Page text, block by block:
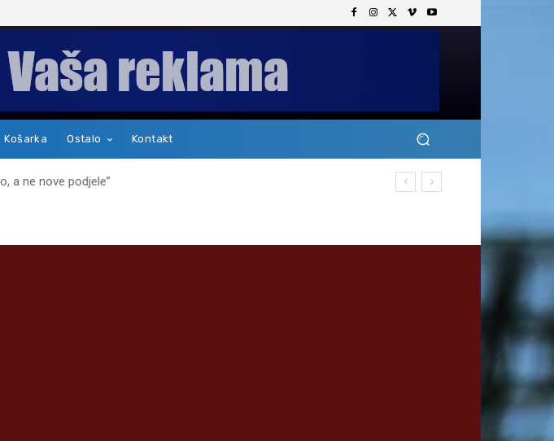
Košarka Ostalo Kontakt